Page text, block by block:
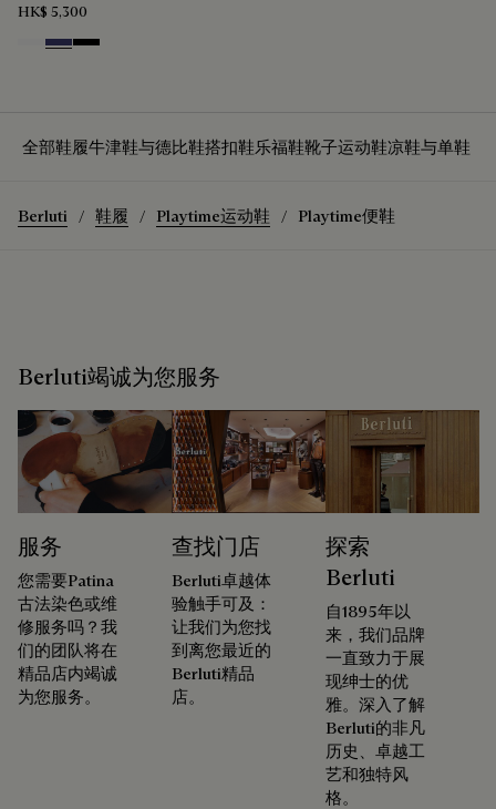
HK$ 5,300
Blanc Optique
Marine
Noir
全部鞋履牛津鞋与德比鞋搭扣鞋乐福鞋靴子运动鞋凉鞋与单鞋
Berluti 鞋履 Playtime运动鞋 Playtime便鞋
Berluti竭诚为您服务
服务
您需要Patina
古法染色或维
修服务吗？我
们的团队将在
精品店内竭诚
为您服务。
查找门店
Berluti卓越体
验触手可及：
让我们为您找
到离您最近的
Berluti精品
店。
探索
Berluti
自1895年以
来，我们品牌
一直致力于展
现绅士的优
雅。深入了解
Berluti的非凡
历史、卓越工
艺和独特风
格。